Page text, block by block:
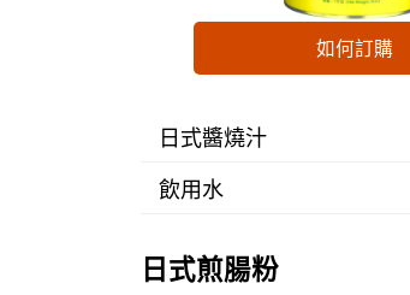
如何訂購
日式醬燒汁
飲用水
日式煎腸粉